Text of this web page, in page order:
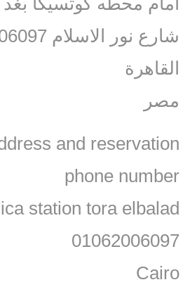
شارع نور الاسلام 01062006097
القاهرة
مصر
and reservation
phone number
station tora elbalad
01062006097
Cairo